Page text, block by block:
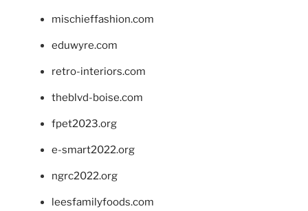
mischieffashion.com
eduwyre.com
retro-interiors.com
theblvd-boise.com
fpet2023.org
e-smart2022.org
ngrc2022.org
leesfamilyfoods.com